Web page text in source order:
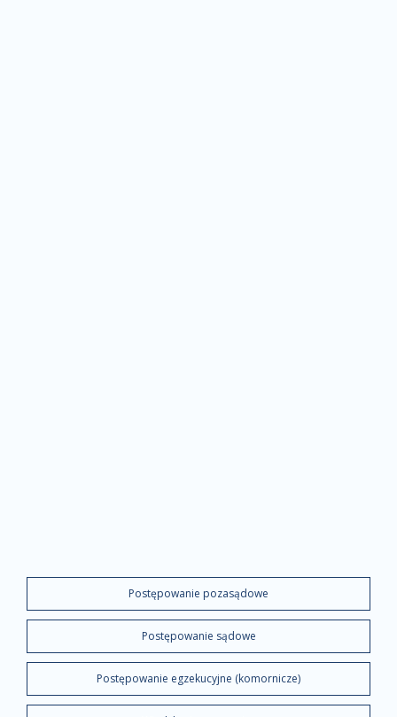
Postępowanie pozasądowe
Postępowanie sądowe
Postępowanie egzekucyjne (komornicze)